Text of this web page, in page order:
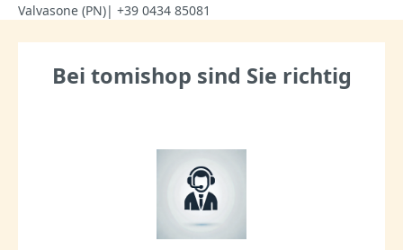
Valvasone (PN)| +39 0434 85081
Bei tomishop sind Sie richtig